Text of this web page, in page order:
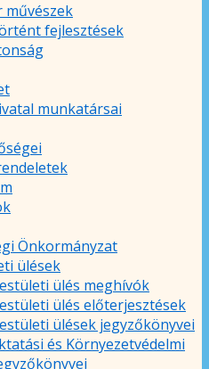
művészek
fejlesztések
munkatársai
Önkormányzat
ülések
ülés meghívók
ülés előterjesztések
ülések jegyzőkönyvei
és Környezetvédelmi